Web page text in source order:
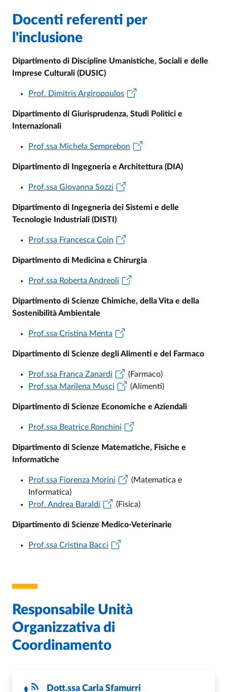
Docenti referenti per
l'inclusione
Dipartimento di Discipline Umanistiche, Sociali e delle
Imprese Culturali (DUSIC)
Prof. Dimitris Argiropoulos
Dipartimento di Giurisprudenza, Studi Politici e
Internazionali
Prof.ssa Michela Semprebon
Dipartimento di Ingegneria e Architettura (DIA)
Prof.ssa Giovanna Sozzi
Dipartimento di Ingegneria dei Sistemi e delle
Tecnologie Industriali (DISTI)
Prof.ssa Francesca Coin
Dipartimento di Medicina e Chirurgia
Prof.ssa Roberta Andreoli
Dipartimento di Scienze Chimiche, della Vita e della
Sostenibilità Ambientale
Prof.ssa Cristina Menta
Dipartimento di Scienze degli Alimenti e del Farmaco
Prof.ssa Franca Zanardi
(Farmaco)
Prof.ssa Marilena Musci
(Alimenti)
Dipartimento di Scienze Economiche e Aziendali
Prof.ssa Beatrice Ronchini
Dipartimento di Scienze Matematiche, Fisiche e
Informatiche
Prof.ssa Fiorenza Morini
(Matematica e
Informatica)
Prof. Andrea Baraldi
(Fisica)
Dipartimento di Scienze Medico-Veterinarie
Prof.ssa Cristina Bacci
Responsabile Unità
Organizzativa di
Coordinamento
Dott.ssa Carla Sfamurri